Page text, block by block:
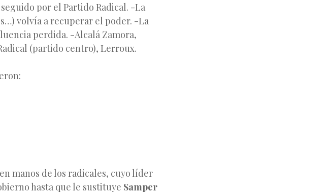
por el Partido Radical. -La
volvía a recuperar el poder. -La
perdida. -Alcalá Zamora,
(partido centro), Lerroux.
manos de los radicales, cuyo líder
hasta que le sustituye Samper